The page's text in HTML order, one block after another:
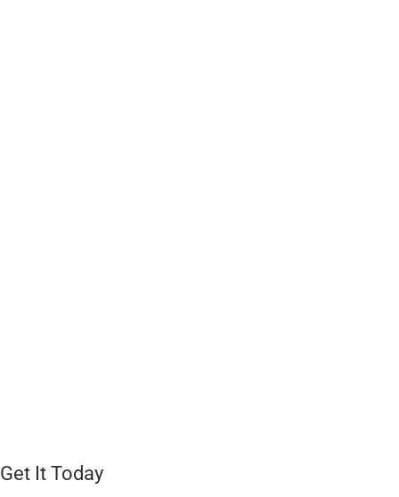
Get It Today